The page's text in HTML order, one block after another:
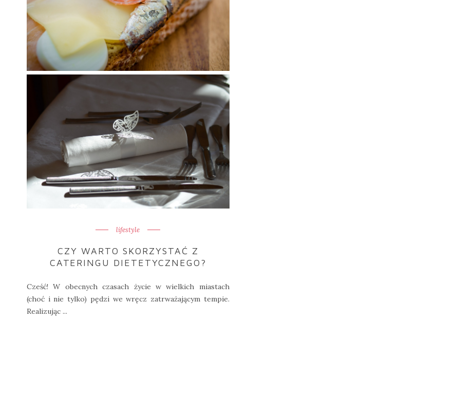
lifestyle
CZY WARTO SKORZYSTAĆ Z
CATERINGU DIETETYCZNEGO?
Cześć! W obecnych czasach życie w wielkich miastach
(choć i nie tylko) pędzi we wręcz zatrważającym tempie.
Realizując ...